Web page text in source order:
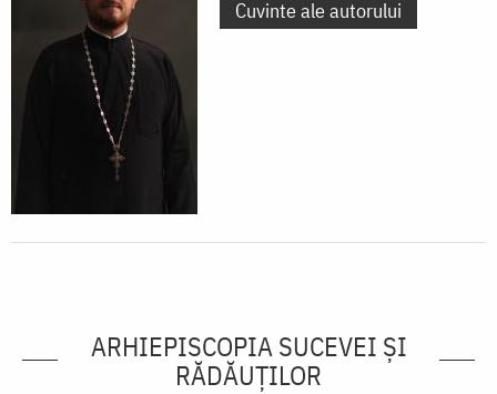
Cuvinte ale autorului
ARHIEPISCOPIA SUCEVEI ŞI
RĂDĂUŢILOR